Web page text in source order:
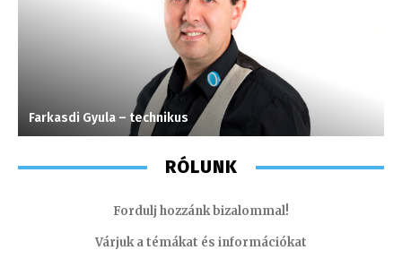
Farkasdi Gyula – technikus
RÓLUNK
Fordulj hozzánk bizalommal!
Várjuk a témákat és információkat